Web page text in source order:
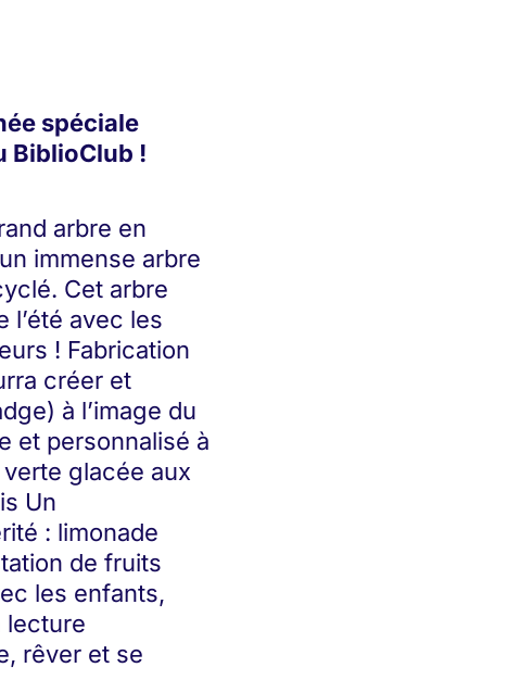
spéciale
BiblioClub !
arbre en
immense arbre
Cet arbre
l’été avec les
! Fabrication
créer et
à l’image du
et personnalisé à
glacée aux
Un
: limonade
de fruits
les enfants,
lecture
rêver et se